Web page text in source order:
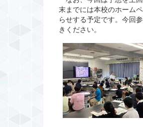
末までには本校のホーム
らせする予定です。今回
きください。